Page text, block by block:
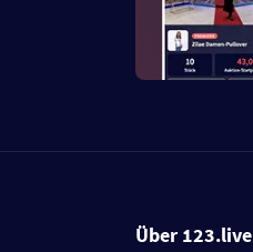
Über 123.live